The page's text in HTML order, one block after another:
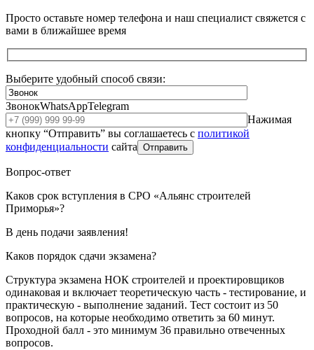
Просто оставьте номер телефона и наш специалист свяжется с
вами в ближайшее время
Выберите удобный способ связи:
ЗвонокWhatsAppTelegram
Нажимая
кнопку “Отправить” вы соглашаетесь с политикой
конфиденциальности сайта Отправить
Вопрос-ответ
Каков срок вступления в СРО «Альянс строителей
Приморья»?
В день подачи заявления!
Каков порядок сдачи экзамена?
Структура экзамена НОК строителей и проектировщиков
одинаковая и включает теоретическую часть - тестирование, и
практическую - выполнение заданий. Тест состоит из 50
вопросов, на которые необходимо ответить за 60 минут.
Проходной балл - это минимум 36 правильно отвеченных
вопросов.